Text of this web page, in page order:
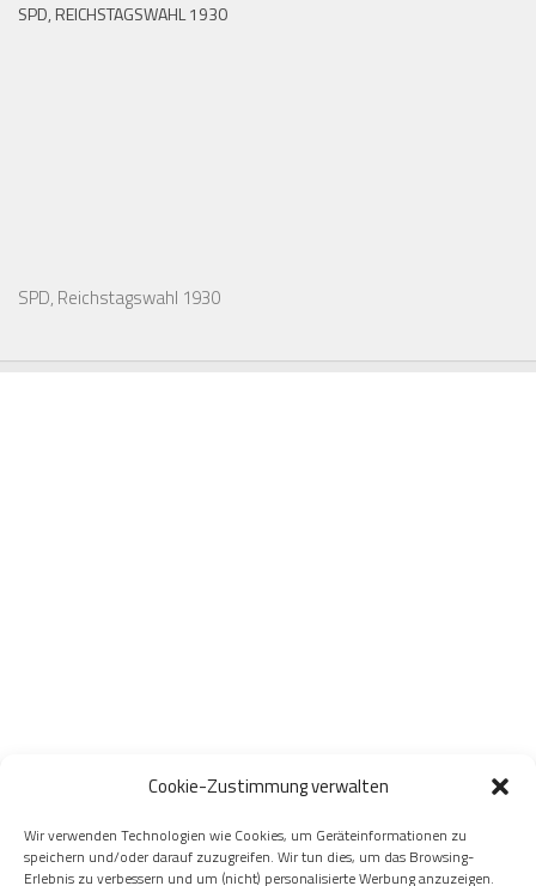
Cookie-Zustimmung verwalten
Wir verwenden Technologien wie Cookies, um Geräteinformationen zu
speichern und/oder darauf zuzugreifen. Wir tun dies, um das Browsing-
Erlebnis zu verbessern und um (nicht) personalisierte Werbung anzuzeigen.
SPD, REICHSTAGSWAHL 1930
SPD, Reichstagswahl 1930